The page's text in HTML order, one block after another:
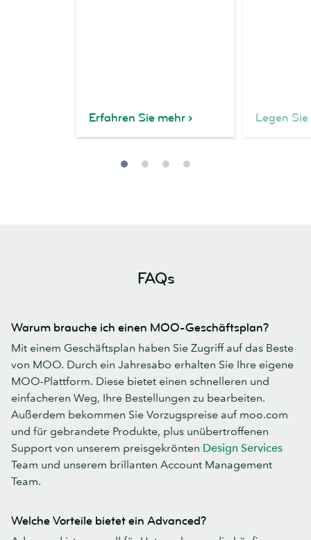
Erfahren Sie mehr Legen Sie
FAQs
Warum brauche ich einen MOO-Geschäftsplan?
Mit einem Geschäftsplan haben Sie Zugriff auf das Beste
von MOO. Durch ein Jahresabo erhalten Sie Ihre eigene
MOO-Plattform. Diese bietet einen schnelleren und
einfacheren Weg, Ihre Bestellungen zu bearbeiten.
Außerdem bekommen Sie Vorzugspreise auf moo.com
und für gebrandete Produkte, plus unübertroffenen
Support von unserem preisgekrönten Design Services
Team und unserem brillanten Account Management
Team.
Welche Vorteile bietet ein Advanced?